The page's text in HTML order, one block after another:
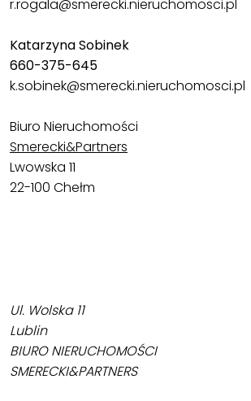
r.rogala@smerecki.nieruchomosci.pl
Katarzyna Sobinek
660-375-645
k.sobinek@smerecki.nieruchomosci.pl
Biuro Nieruchomości
Smerecki&Partners
Lwowska 11
22-100 Chełm
Ul. Wolska 11
Lublin
BIURO NIERUCHOMOŚCI
SMERECKI&PARTNERS